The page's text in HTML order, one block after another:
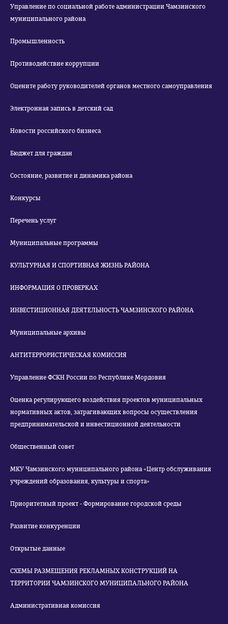
Управление по социальной работе администрации Чамзинского
муниципального района
Промышленность
Противодействие коррупции
Оцените работу руководителей органов местного самоуправления
Электронная запись в детский сад
Новости российского бизнеса
Бюджет для граждан
Состояние, развитие и динамика района
Конкурсы
Перечень услуг
Муниципальные программы
КУЛЬТУРНАЯ И СПОРТИВНАЯ ЖИЗНЬ РАЙОНА
ИНФОРМАЦИЯ О ПРОВЕРКАХ
ИНВЕСТИЦИОННАЯ ДЕЯТЕЛЬНОСТЬ ЧАМЗИНСКОГО РАЙОНА
Муниципальные архивы
АНТИТЕРРОРИСТИЧЕСКАЯ КОМИССИЯ
Управление ФСКН России по Республике Мордовия
Оценка регулирующего воздействия проектов муниципальных
нормативных актов, затрагивающих вопросы осуществления
предпринимательской и инвестиционной деятельности
Общественный совет
МКУ Чамзинского муниципального района «Центр обслуживания
учреждений образования, культуры и спорта»
Приоритетный проект - Формирование городской среды
Развитие конкуренции
Открытые данные
СХЕМЫ РАЗМЕЩЕНИЯ РЕКЛАМНЫХ КОНСТРУКЦИЙ НА
ТЕРРИТОРИИ ЧАМЗИНСКОГО МУНИЦИПАЛЬНОГО РАЙОНА
Административная комиссия